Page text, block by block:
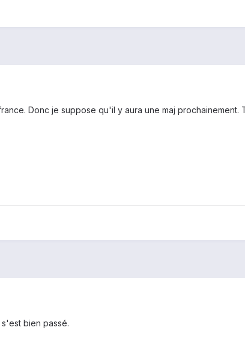
Donc je suppose qu'il y aura une maj prochainement.
bien passé.